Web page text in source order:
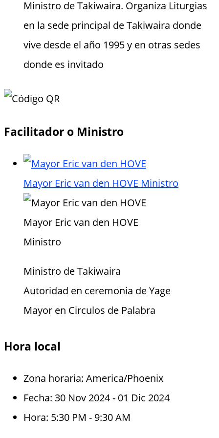
Ministro de Takiwaira. Organiza Liturgias
en la sede principal de Takiwaira donde
vive desde el año 1995 y en otras sedes
donde es invitado
Facilitador o Ministro
Mayor Eric van den HOVE Ministro
Mayor Eric van den HOVE
Ministro
Ministro de Takiwaira
Autoridad en ceremonia de Yage
Mayor en Circulos de Palabra
Hora local
Zona horaria: America/Phoenix
Fecha: 30 Nov 2024- 01 Dic 2024
Hora: 5:30 PM - 9:30 AM